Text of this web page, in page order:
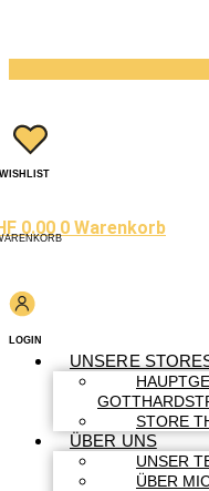
WISHLIST
0.00 0 Warenkorb
LOGIN
UNSERE
STORE
ÜBER UNS
UNSER
ÜBER